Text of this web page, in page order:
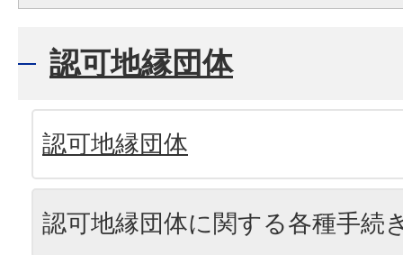
認可地縁団体
認可地縁団体
認可地縁団体に関する各種手続